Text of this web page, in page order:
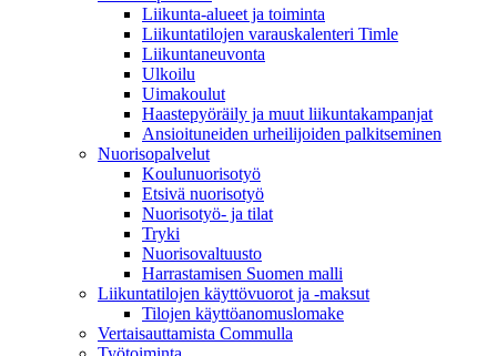
Liikunta-alueet ja toiminta
Liikuntatilojen varauskalenteri Timle
Liikuntaneuvonta
Ulkoilu
Uimakoulut
Haastepyöräily ja muut liikuntakampanjat
Ansioituneiden urheilijoiden palkitseminen
Nuorisopalvelut
Koulunuorisotyö
Etsivä nuorisotyö
Nuorisotyö- ja tilat
Tryki
Nuorisovaltuusto
Harrastamisen Suomen malli
Liikuntatilojen käyttövuorot ja -maksut
Tilojen käyttöanomuslomake
Vertaisauttamista Commulla